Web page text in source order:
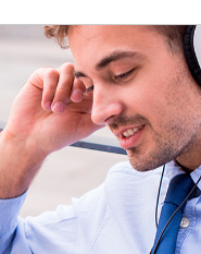
el protagonismo